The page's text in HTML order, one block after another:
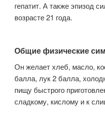
гепатит. А также эпизод
возрасте 21 года.
Общие физические
Он желает хлеб, масло,
балла, лук 2 балла,
пищу быстрого
сладкому, кислому и к